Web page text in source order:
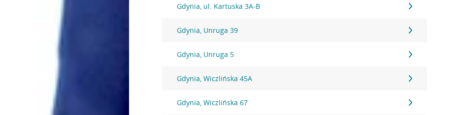
Gdynia, ul. Kartuska 3A-B
Gdynia, Unruga 39
Gdynia, Unruga 5
Gdynia, Wiczlińska 45A
Gdynia, Wiczlińska 67